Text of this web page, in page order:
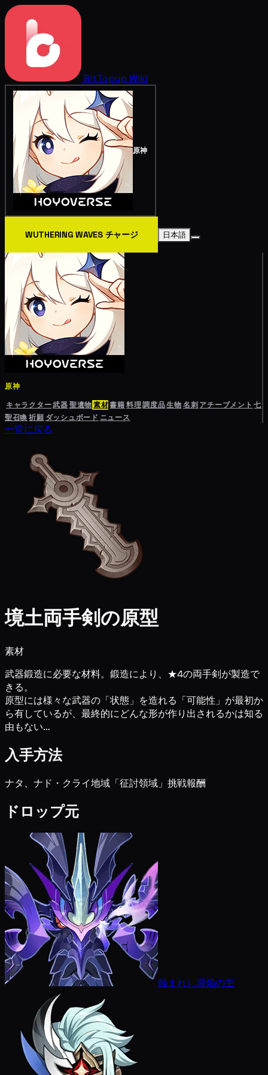
BitTopup Wiki
原神
WUTHERING WAVES チャージ 日本語
原神
キャラクター武器聖遺物素材書籍料理調度品生物名刺 アチーブメント 七
聖召喚祈願 ダッシュボード ニュース
一覧に戻る
境土両手剣の原型
素材
武器鍛造に必要な材料。鍛造により、★4の両手剣が製造で
きる。
原型には様々な武器の「状態」を造れる「可能性」が最初か
ら有しているが、最終的にどんな形が作り出されるかは知る
由もない…
入手方法
ナタ、ナド・クライ地域「征討領域」挑戦報酬
ドロップ元
蝕まれし源焔の主